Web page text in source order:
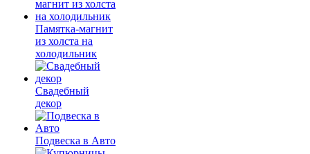
Памятка-магнит
из холста на
холодильник
Свадебный
декор
Подвеска в Авто